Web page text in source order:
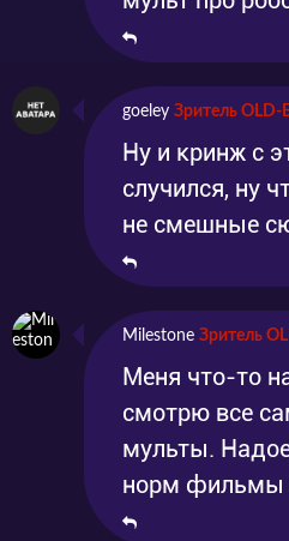
goeley Зритель OLD-
Ну и кринж с
случился, ну
не смешные
Milestone Зритель
Меня что-то
смотрю все
мульты.
норм фильмы